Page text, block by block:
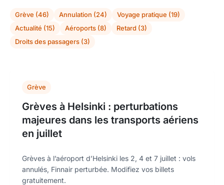
Grève (46) Annulation (24)
Voyage pratique (19)
Actualité (15)
Aéroports (8)
Retard (3)
Droits des passagers (3)
Grève
Grèves à Helsinki : perturbations
majeures dans les transports aériens
en juillet
Grèves à l’aéroport d’Helsinki les 2, 4 et 7 juillet : vols
annulés, Finnair perturbée. Modifiez vos billets
gratuitement.